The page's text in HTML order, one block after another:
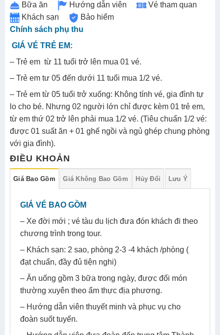
GIÁ TOUR TRỌN GÓI
KHÁCH SẠN 2 SAO 2.350.000Đ/KHÁCH
DÀNH CHO ĐOÀN TRÊN 40 KHÁCH
đầy đủ điểm trong chương trình
Dịch vụ đi kèm
Bữa ăn
Hướng dẫn viên
Vé tham quan
Khách sạn
Bảo hiểm
Chính sách phụ thu
GIÁ VÉ TRẺ EM:
– Trẻ em từ 11 tuổi trở lên mua 01 vé.
– Trẻ em tư 05 đến dưới 11 tuổi mua 1/2 vé.
– Trẻ em từ 05 tuổi trở xuống: Không tính vé, gia đình tự
lo cho bé. Nhưng 02 người lớn chỉ được kèm 01 trẻ em,
được 01 suất ăn + 01 ghế ngồi và ngủ ghép chung phòng
với gia đình).
ĐIỀU KHOẢN
Giá Bao Gồm Giá Không Bao Gồm Lưu Ý
– Xe đời mới ; vé tàu du lịch đưa đón khách đi theo